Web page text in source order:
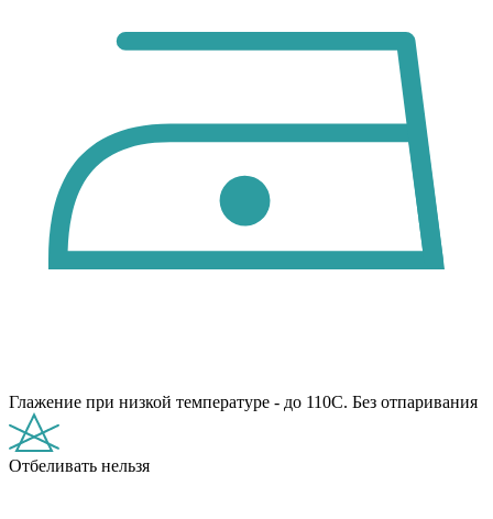
Глажение при низкой температуре - до 110С. Без отпаривания
Отбеливать нельзя